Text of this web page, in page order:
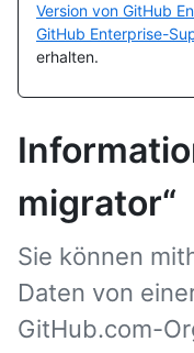
Version von GitHub
GitHub Enterprise-
erhalten.
migrator“
Sie können
Daten von
GitHub.com-